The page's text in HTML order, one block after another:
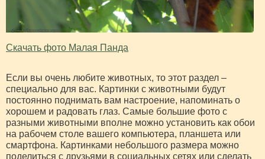
Скачать фото Малая Панда
Если вы очень любите животных, то этот раздел –
специально для вас. Картинки с животными будут
постоянно поднимать вам настроение, напоминать о
хорошем и радовать глаз. Самые большие фото с
разными животными вполне можно установить как обои
на рабочем столе вашего компьютера, планшета или
смартфона. Картинками небольшого размера можно
поделиться с друзьями в социальных сетях или сделать